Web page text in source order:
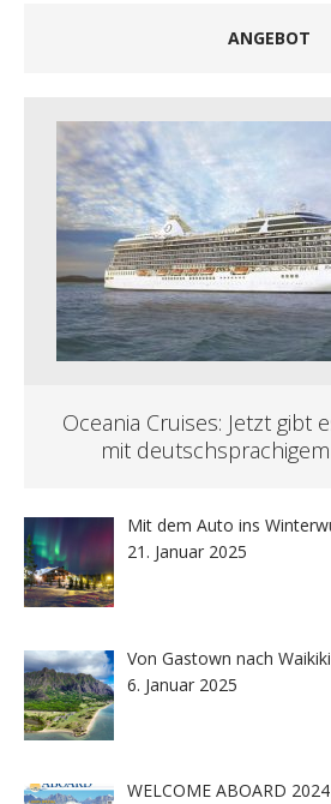
ANGEBOT
Oceania Cruises: Jetzt gibt
mit
Mit dem Auto ins
21. Januar 2025
Von Gastown nach
6. Januar 2025
WELCOME ABOARD 2024